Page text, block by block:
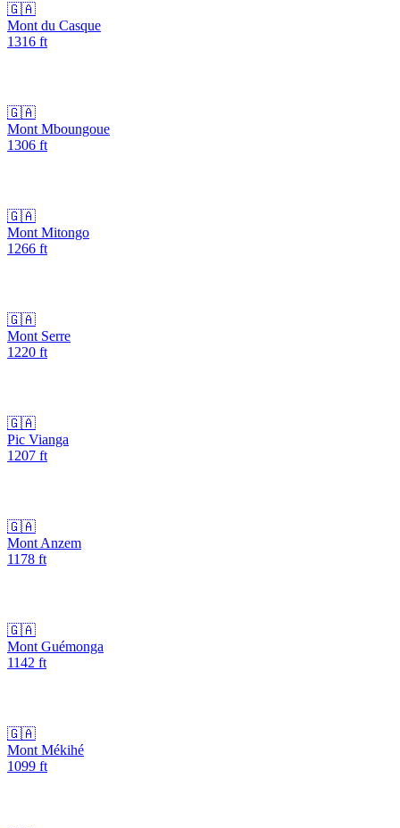
🇬🇦
Mont du Casque
1316 ft
🇬🇦
Mont Mboungoue
1306 ft
🇬🇦
Mont Mitongo
1266 ft
🇬🇦
Mont Serre
1220 ft
🇬🇦
Pic Vianga
1207 ft
🇬🇦
Mont Anzem
1178 ft
🇬🇦
Mont Guémonga
1142 ft
🇬🇦
Mont Mékihé
1099 ft